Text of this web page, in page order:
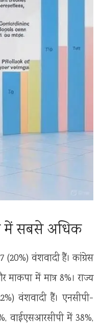
में सबसे अधिक
(20%) वंशवादी हैं। कांग्रेस
में मात्र 8%। राज्य
वंशवादी हैं। एनसीपी-
वाईएसआरसीपी में 38%,